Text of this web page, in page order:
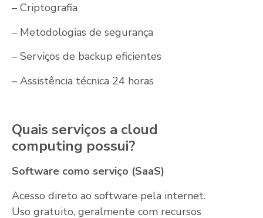
– Criptografia
– Metodologias de segurança
– Serviços de backup eficientes
– Assistência técnica 24 horas
Quais serviços a cloud
computing possui?
Software como serviço (SaaS)
Acesso direto ao software pela internet.
Uso gratuito, geralmente com recursos